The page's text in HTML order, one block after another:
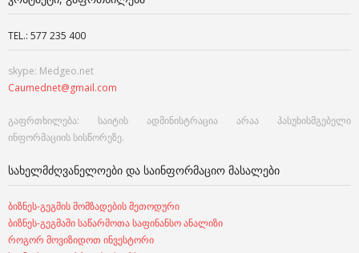
TEL.: 577 235 400
skype: Medgeo.net
Caumednet@gmail.com
გაფრთხილება: საიტის ადმინისტრაცია არაა პასუხისმგებელი
ინფორმაციის სისწორეზე.
ᲡᲐᲮᲔᲚᲛᲫᲦᲕᲐᲜᲔᲚᲝᲔᲑᲘ ᲓᲐ ᲡᲐᲘᲜᲤᲝᲠᲛᲐᲪᲘᲝ ᲛᲐᲡᲐᲚᲔᲑᲘ
ბიზნეს-გეგმის მომზადების მეთოდური
ბიზნეს-გეგმაში საწარმოთა საფინანსო ანალიზი
როგორ მოვიზიდოთ ინვესტორი